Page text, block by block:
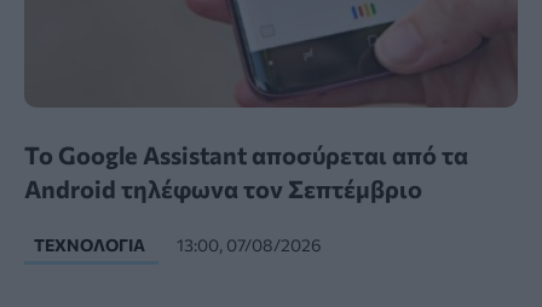
Το Google Assistant αποσύρεται από τα
Android τηλέφωνα τον Σεπτέμβριο
ΤΕΧΝΟΛΟΓΊΑ 13:00, 07/08/2026